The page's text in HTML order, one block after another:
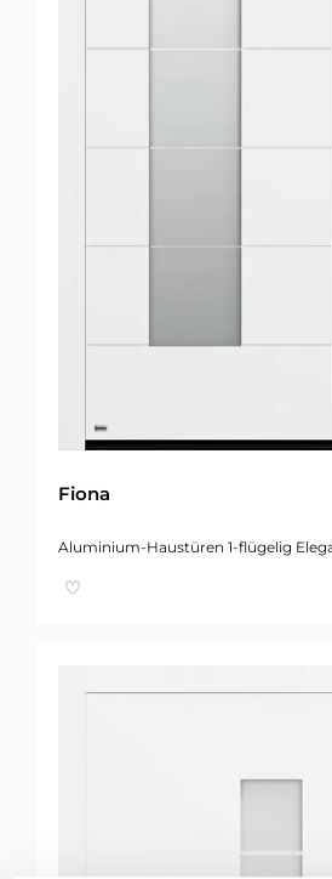
Fiona
Aluminium-Haustüren 1-flügelig